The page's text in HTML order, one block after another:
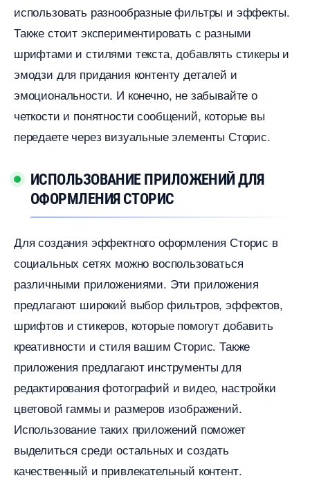
использовать разнообразные фильтры и эффекты.​
Также стоит экспериментировать с разными
шрифтами и стилями текста, добавлять стикеры и
эмодзи для придания контенту деталей и
эмоциональности.​ И конечно, не забывайте о
четкости и понятности сообщений, которые вы
передаете через визуальные элементы Сторис.​
ИСПОЛЬЗОВАНИЕ ПРИЛОЖЕНИЙ ДЛЯ
ОФОРМЛЕНИЯ СТОРИС
Для создания эффектного оформления Сторис
социальных сетях можно воспользоваться
различными приложениями. Эти приложения
предлагают широкий выбор фильтров, эффектов,
шрифтов и стикеров, которые помогут добавить
креативности и стиля вашим Сторис.​ Также
приложения предлагают инструменты для
редактирования фотографий и видео, настройки
цветовой гаммы и размеров изображений.​
Использование таких приложений поможет
ыделиться среди остальных и создать
качественный и привлекательный контент.​